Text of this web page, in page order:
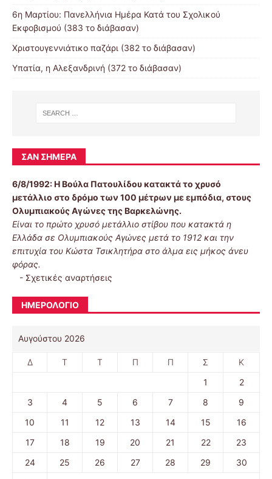
6η Μαρτίου: Πανελλήνια Ημέρα Κατά του Σχολικού
Εκφοβισμού (383 το διάβασαν)
Χριστουγεννιάτικο παζάρι (382 το διάβασαν)
Υπατία, η Αλεξανδρινή (372 το διάβασαν)
ΣΑΝ ΣΉΜΕΡΑ
6/8/1992:Η Βούλα Πατουλίδου κατακτά το χρυσό
μετάλλιο στο δρόμο των 100 μέτρων με εμπόδια, στους
Ολυμπιακούς Αγώνες της Βαρκελώνης.
Είναι το πρώτο χρυσό μετάλλιο στίβου που κατακτά η
Ελλάδα σε Ολυμπιακούς Αγώνες μετά το 1912 και την
επιτυχία του Κώστα Τσικλητήρα στο άλμα εις μήκος άνευ
φόρας.
- Σχετικές αναρτήσεις
ΗΜΕΡΟΛΌΓΙΟ
Αυγούστου 2026
Δ Τ Τ Π Π Σ Κ
1
2
3
4 5 6 7 8
9
10
11 12 13 14 15
16
17
18 19 20 21 22
23
24
25 26 27 28 29
30